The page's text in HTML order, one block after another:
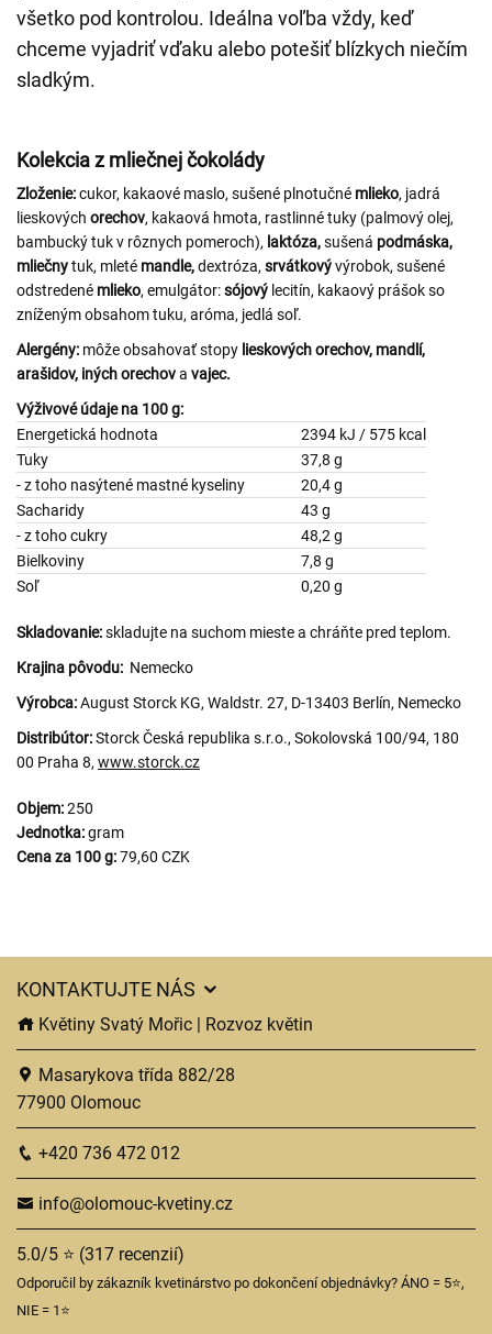
všetko pod kontrolou. Ideálna voľba vždy, keď
chceme vyjadriť vďaku alebo potešiť blízkych niečím
sladkým.
Kolekcia z mliečnej čokolády
Zloženie:cukor, kakaové maslo, sušené plnotučné mlieko, jadrá
lieskových orechov, kakaová hmota, rastlinné tuky (palmový olej,
bambucký tuk v rôznych pomeroch), laktóza,sušená podmáska,
mliečnytuk, mleté mandle,dextróza, srvátkovývýrobok, sušené
odstredené mlieko, emulgátor:sójový lecitín, kakaový prášok so
zníženým obsahom tuku, aróma, jedlá soľ.
Alergény: môže obsahovať stopy lieskových orechov, mandlí,
arašidov, iných orechova vajec.
Výživové údaje na 100 g:
Energetická hodnota
2394 kJ / 575 kcal
Tuky
37,8 g
- z toho nasýtené mastné kyseliny 20,4 g
Sacharidy
43 g
- z toho cukry
48,2 g
Bielkoviny
7,8 g
Soľ
0,20 g
Skladovanie:skladujte na suchom mieste a chráňte pred teplom.
Krajina pôvodu: Nemecko
Výrobca:August Storck KG, Waldstr. 27, D-13403 Berlín, Nemecko
Distribútor:Storck Česká republika s.r.o., Sokolovská 100/94, 180
00 Praha 8, www.storck.cz
Objem:250
Jednotka:gram
Cena za 100 g:79,60 CZK
KONTAKTUJTE NÁS
Květiny Svatý Mořic | Rozvoz květin
Masarykova třída 882/28
77900 Olomouc
+420 736 472 012
info@olomouc-kvetiny.cz
5.0/5 ⭐ (317 recenzií)
Odporučil by zákazník kvetinárstvo po dokončení objednávky? ÁNO = 5⭐,
NIE = 1⭐